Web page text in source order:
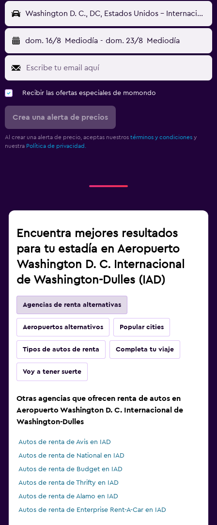
Washington D. C., DC, Estados Unidos - Internacional de Washington-Dulles (IAD)
dom. 16/8 Mediodía - dom. 23/8 Mediodía
Recibir las ofertas especiales de momondo
Crea una alerta de precios
Al crear una alerta de precio, aceptas nuestros términos y condiciones y
nuestra Política de privacidad.
Encuentra mejores resultados
para tu estadía en Aeropuerto
Washington D. C. Internacional
de Washington-Dulles (IAD)
Agencias de renta alternativas
Aeropuertos alternativos Popular cities
Tipos de autos de renta Completa tu viaje
Voy a tener suerte
Otras agencias que ofrecen renta de autos en
Aeropuerto Washington D. C. Internacional de
Washington-Dulles
Autos de renta de Avis en IAD
Autos de renta de National en IAD
Autos de renta de Budget en IAD
Autos de renta de Thrifty en IAD
Autos de renta de Alamo en IAD
Autos de renta de Enterprise Rent-A-Car en IAD